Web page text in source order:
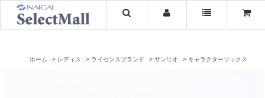
ホーム レディス ライセンスブランド サンリオ キャラクターソックス